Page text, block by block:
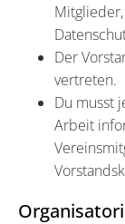
Der
vertreten.
Du musst
Arbeit